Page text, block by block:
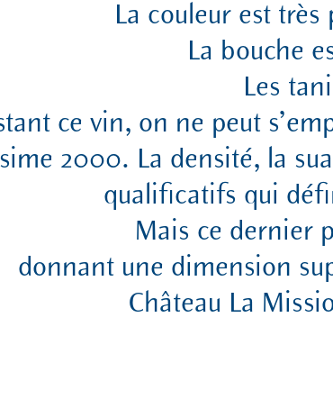
La couleur est
La bouche
Les
ce vin, on ne peut
2000. La densité, la
qualificatifs qui
Mais ce dernier
donnant une dimension
Château La